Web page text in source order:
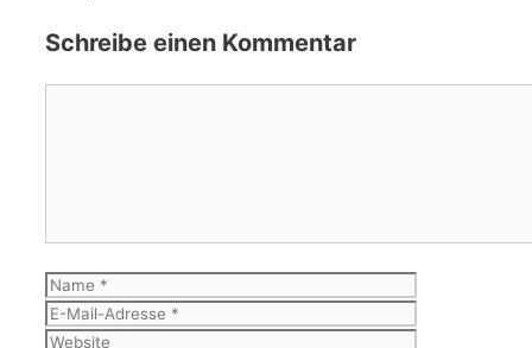
Schreibe einen Kommentar
Name